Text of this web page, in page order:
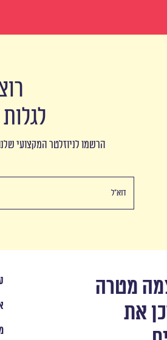
הרשמו לניוזלטר המקצועי
מטרה
את